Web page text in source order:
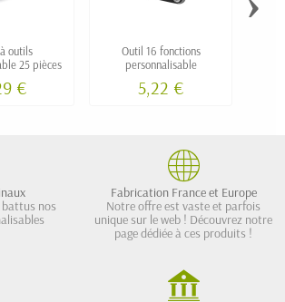
outils
25 pièces
€
Outil 16 fonctions
personnalisable
5,22 €
battus nos
Fabrication France et Europe
Notre offre est vaste et parfois
unique sur le web ! Découvrez notre
page dédiée à ces produits !